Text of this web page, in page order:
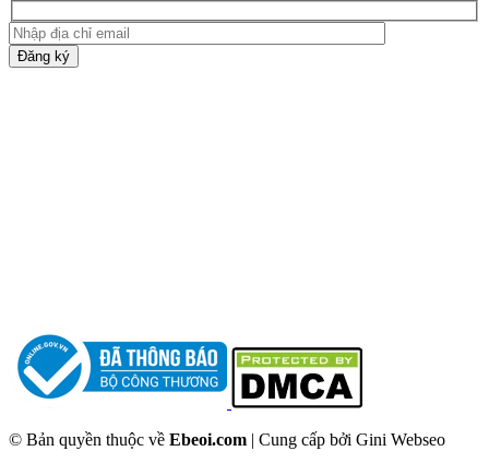
Đăng ký
© Bản quyền thuộc về Ebeoi.com | Cung cấp bởi Gini Webseo